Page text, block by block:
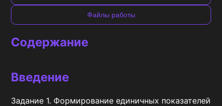
Файлы работы
Содержание
Введение
Задание 1. Формирование единичных показателей